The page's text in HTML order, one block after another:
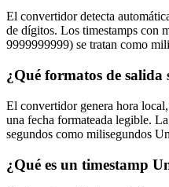
El convertidor detecta
de dígitos. Los timestamps con
9999999999) se tratan como
¿Qué formatos de salida
El convertidor genera hora
una fecha formateada legible.
segundos como milisegundos
¿Qué es un timestamp